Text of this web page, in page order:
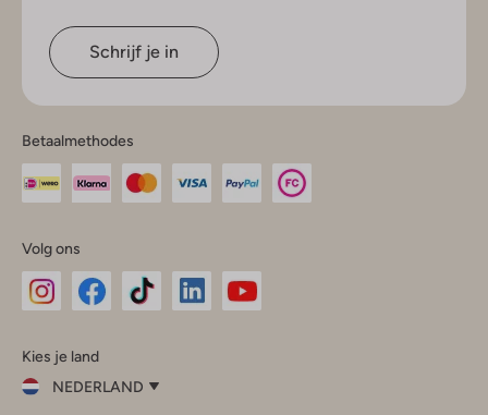
Schrijf je in
Betaalmethodes
Volg ons
InstagramFacebook
Kies je land
NEDERLAND